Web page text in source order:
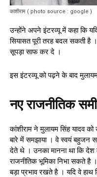
काशीराम ( photo source : google )
उन्होंने अपने इंटरव्यू में कहा कि
सियासत पूरी तरह बदल सकती है
सूपड़ा साफ कर दे ।
इस इंटरव्यू को पढ़ने के बाद
नए राजनीतिक
कांशीराम ने मुलायम सिंह यादव
बारे में समझाया । वे स्वयं बहुजन
देते थे । उनका मानना था कि
राजनीतिक भूमिका निभा सकते है
बड़ा प्रभाव रखते है । यदि वे हाथ